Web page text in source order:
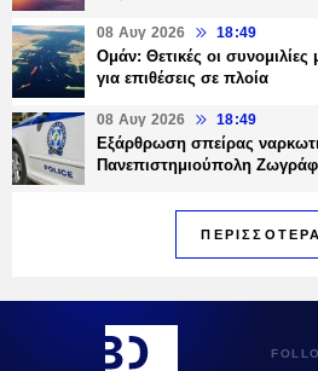
08 Αυγ 2026 18:49
Ομάν: Θετικές οι
για επιθέσεις σε πλοία
08 Αυγ 2026 18:49
Εξάρθρωση σπείρας
Πανεπιστημιούπολη
ΠΕΡΙΣΣΟΤΕΡΑ